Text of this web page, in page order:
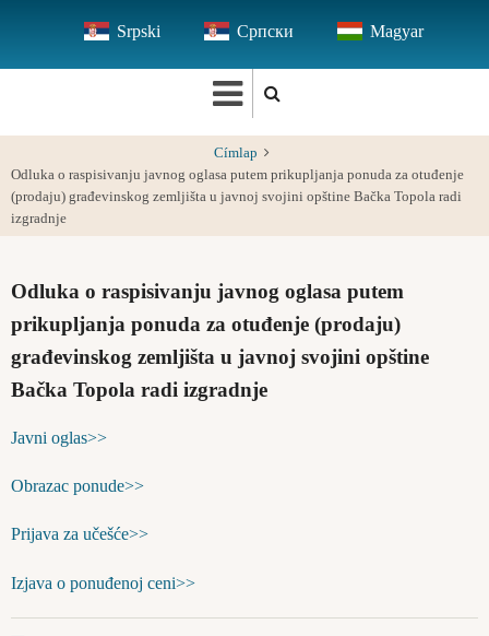
tartalomra
Srpski Српски Magyar
Címlap
Odluka o raspisivanju javnog oglasa putem prikupljanja ponuda za otuđenje
(prodaju) građevinskog zemljišta u javnoj svojini opštine Bačka Topola radi
izgradnje
Odluka o raspisivanju javnog oglasa putem
prikupljanja ponuda za otuđenje (prodaju)
građevinskog zemljišta u javnoj svojini opštine
Bačka Topola radi izgradnje
Javni oglas>>
Obrazac ponude>>
Prijava za učešće>>
Izjava o ponuđenoj ceni>>